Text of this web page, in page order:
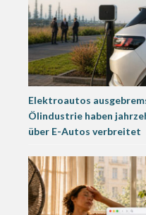
Elektroautos
Ölindustrie haben
über E-Autos verbreitet